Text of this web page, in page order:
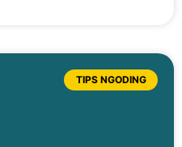
TIPS NGODING